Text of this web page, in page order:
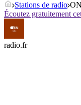
Stations de radio
Écoutez gratuitement
radio.fr